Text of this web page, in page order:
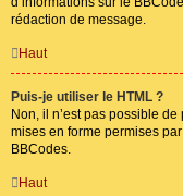
rédaction de message.
Haut
Puis-je utiliser le HTML ?
Non, il n’est pas possible
mises en forme permises
BBCodes.
Haut